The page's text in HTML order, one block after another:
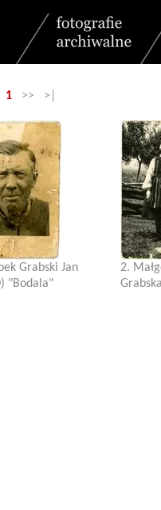
1 >> >|
Grabski Jan
"Bodala"
2.